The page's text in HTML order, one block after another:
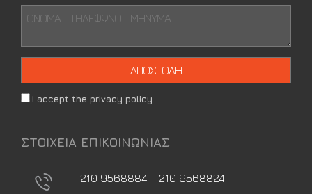
I accept the privacy policy
ΣΤΟΙΧΕΙΑ ΕΠΙΚΟΙΝΩΝΙΑΣ
210 9568884 - 210 9568824